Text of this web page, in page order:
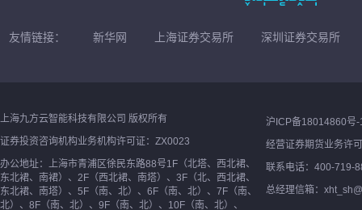
友情链接： 新华网 上海证券交易所 深圳证券交易所
上海九方云智能科技有限公司 版权所有
证券投资咨询机构业务机构许可证：ZX0023
办公地址：上海市青浦区徐民东路88号1F（北塔、西北裙、
东北裙、南裙）、2F（西北裙、南塔）、3F（北、西北裙、
东北裙、南塔）、5F（南、北）、6F（南、北）、7F（南、
北）、8F（南、北）、9F（南、北）、10F（南、北）、
沪ICP备18014860号-
经营证券期货业务许
联系电话：400-719-
总经理信箱：